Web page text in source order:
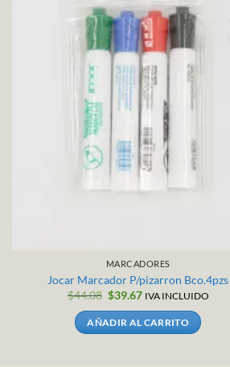
MARCADORES
Jocar Marcador P/pizarron Bco.4pzs
$44.08 El
original
era:
$39.67El
actual
es:
IVA INCLUIDO
AÑADIR AL CARRITO